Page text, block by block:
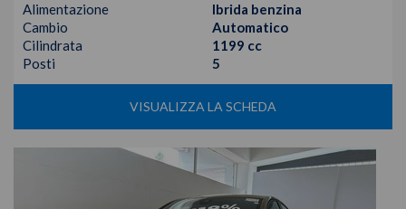
Alimentazione
Ibrida benzina
Cambio
Automatico
Cilindrata
1199 cc
Posti
5
VISUALIZZA LA SCHEDA